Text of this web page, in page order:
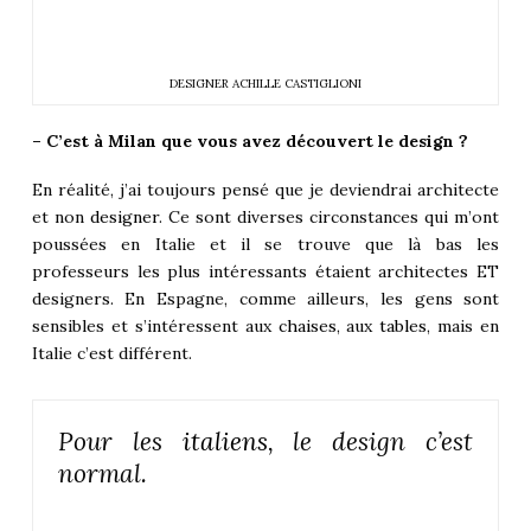
DESIGNER ACHILLE CASTIGLIONI
– C’est à Milan que vous avez découvert le design ?
En réalité, j’ai toujours pensé que je deviendrai architecte
et non designer. Ce sont diverses circonstances qui m’ont
poussées en Italie et il se trouve que là bas les
professeurs les plus intéressants étaient architectes ET
designers. En Espagne, comme ailleurs, les gens sont
sensibles et s’intéressent aux chaises, auxtables, mais en
Italie c’est différent.
Pour les italiens, le design c’est
normal.